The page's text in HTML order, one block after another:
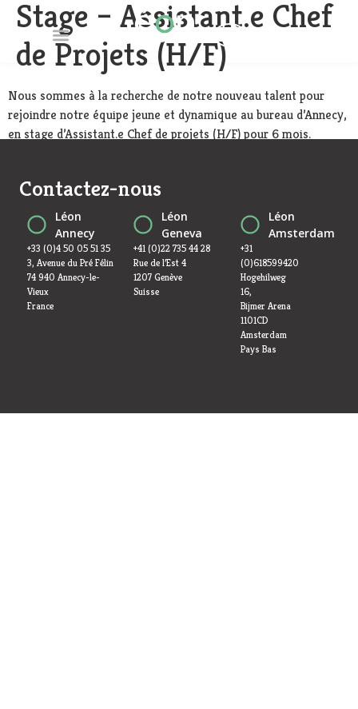
Stage – Assistant.e Chef
de Projets (H/F)
Nous sommes à la recherche de notre nouveau talent pour
rejoindre notre équipe jeune et dynamique au bureau d’Annecy,
en stage d’Assistant.e Chef de projets (H/F) pour 6 mois.
Contactez-nous
Léon
Annecy
+33 (0)4 50 05 51 35
3, Avenue du Pré Félin
74 940 Annecy-le-
Vieux
France
Léon
Geneva
+41 (0)22 735 44 28
Rue de l’Est 4
1207 Genève
Suisse
Léon
Amsterdam
+31
(0)618599420
Hogehilweg
16,
Bijmer Arena
1101CD
Amsterdam
Pays Bas